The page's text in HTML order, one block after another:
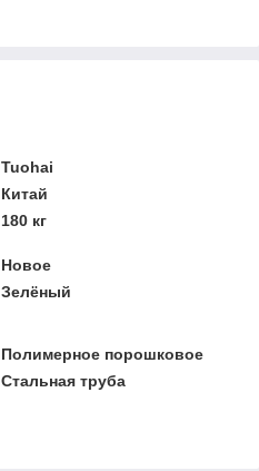
Tuohai
Китай
180 кг
Новое
Зелёный
Полимерное порошковое
Стальная труба